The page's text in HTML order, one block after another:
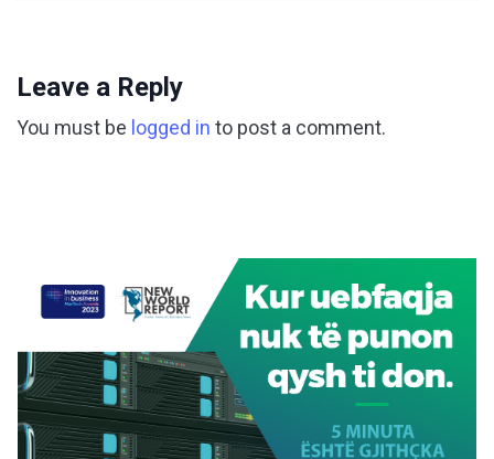
Leave a Reply
You must be logged in to post a comment.